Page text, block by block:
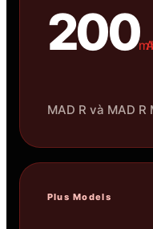
200
MAD R và MAD
Plus Models